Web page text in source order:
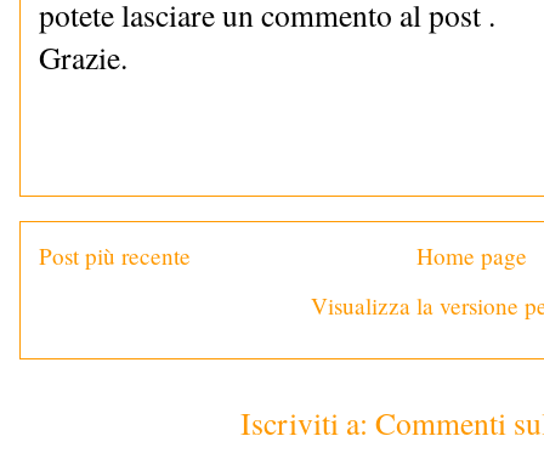
potete lasciare un commento al post .
Grazie.
Post più recente
Home page
Visualizza la versione
Iscriviti a: Commenti